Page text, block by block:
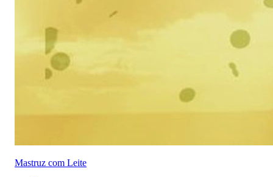
Mastruz com Leite